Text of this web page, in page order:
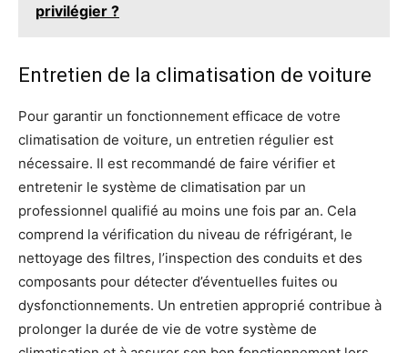
privilégier ?
Entretien de la climatisation de voiture
Pour garantir un fonctionnement efficace de votre
climatisation de voiture, un entretien régulier est
nécessaire. Il est recommandé de faire vérifier et
entretenir le système de climatisation par un
professionnel qualifié au moins une fois par an. Cela
comprend la vérification du niveau de réfrigérant, le
nettoyage des filtres, l’inspection des conduits et des
composants pour détecter d’éventuelles fuites ou
dysfonctionnements. Un entretien approprié contribue à
prolonger la durée de vie de votre système de